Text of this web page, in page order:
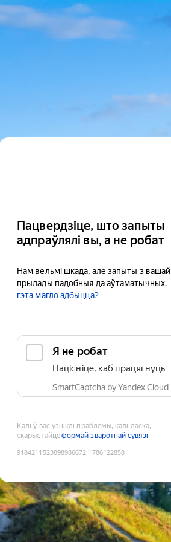
Пацвердзіце, што запыты
адпраўлялі вы, а не робат
Нам вельмі шкада, але запыты з вашай
прылады падобныя да аўтаматычных.
гэта магло адбыцца?
Я не робат
Націсніце, каб працягнуць
SmartCaptcha by Yandex Cloud
Калі ў вас узніклі праблемы, калі ласка,
скарыстайцеформай зваротнай сувязі
9184211523898986672:1786122858